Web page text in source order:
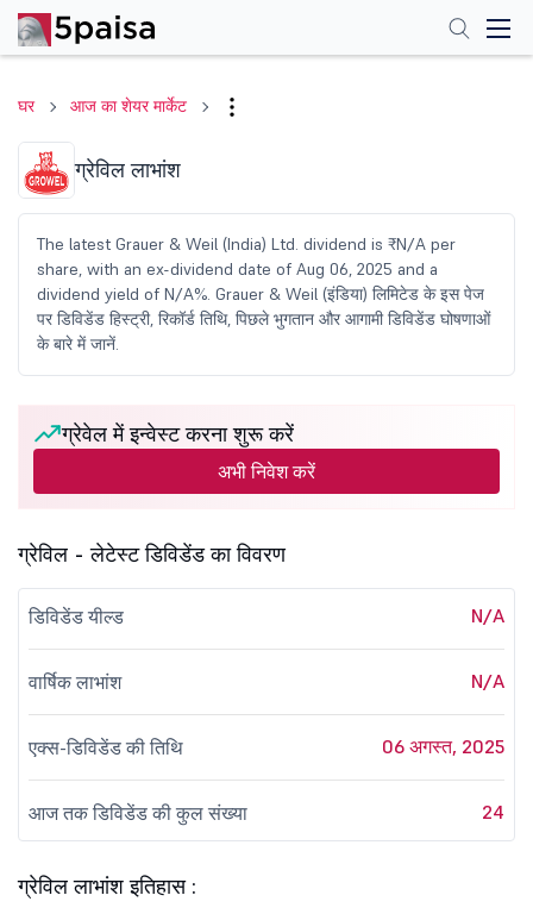
घर आज का शेयर मार्केट
ग्रेविल लाभांश
The latest Grauer & Weil (India) Ltd. dividend is ₹N/A per
share, with an ex-dividend date of Aug 06, 2025 and a
dividend yield of N/A%. Grauer & Weil (इंडिया) लिमिटेड के इस पेज
पर डिविडेंड हिस्ट्री, रिकॉर्ड तिथि, पिछले भुगतान और आगामी डिविडेंड घोषणाओं
के बारे में जानें.
ग्रेवेल में इन्वेस्ट करना शुरू करें
अभी निवेश करें
ग्रेविल - लेटेस्ट डिविडेंड का विवरण
डिविडेंड यील्ड N/A
वार्षिक लाभांश N/A
एक्स-डिविडेंड की तिथि 06 अगस्त, 2025
आज तक डिविडेंड की कुल संख्या 24
ग्रेविल लाभांश इतिहास :